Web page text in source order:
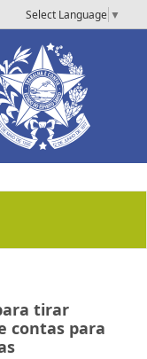
Select Language ▼
tirar
contas para